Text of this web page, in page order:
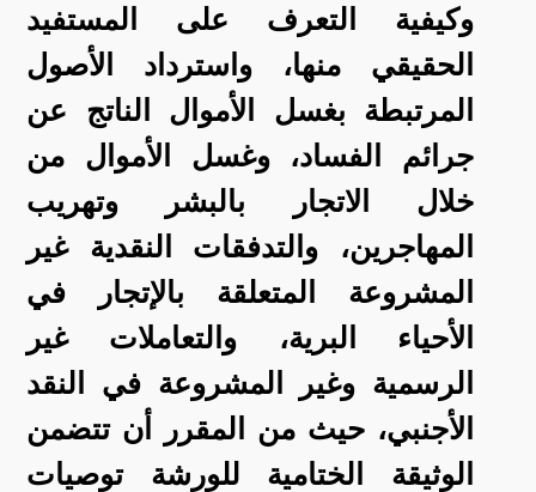
وكيفية التعرف على المستفيد
الحقيقي منها، واسترداد الأصول
المرتبطة بغسل الأموال الناتج عن
جرائم الفساد، وغسل الأموال من
خلال الاتجار بالبشر وتهريب
المهاجرين، والتدفقات النقدية غير
المشروعة المتعلقة بالإتجار في
الأحياء البرية، والتعاملات غير
الرسمية وغير المشروعة في النقد
الأجنبي، حيث من المقرر أن تتضمن
الوثيقة الختامية للورشة توصيات